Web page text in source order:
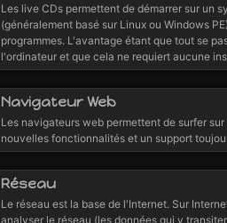
Les live CDs permettent de démarrer sur un
(généralement basé sur Linux ou Windows
programmes. L'avantage étant que tout se
l'ordinateur et que cela ne requiert aucune
Navigateur Web
Les navigateurs web permettent de surfer
nouvelles fonctionnalités et un support
Réseau
Le réseau est la base de l'Internet. Sur
analyser le réseau (les données qui y